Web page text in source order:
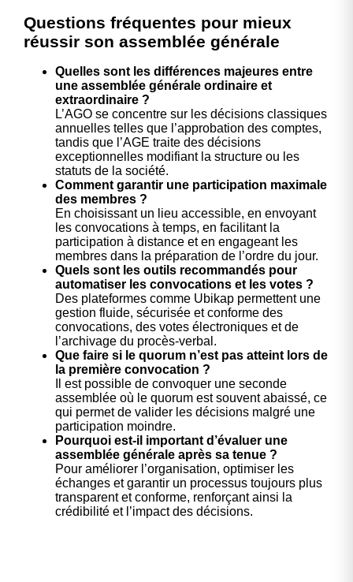
Questions fréquentes pour mieux
réussir son assemblée générale
Quelles sont les différences majeures entre
une assemblée générale ordinaire et
extraordinaire ?
L’AGO se concentre sur les décisions classiques
annuelles telles que l’approbation des comptes,
tandis que l’AGE traite des décisions
exceptionnelles modifiant la structure ou les
statuts de la société.
Comment garantir une participation maximale
des membres ?
En choisissant un lieu accessible, en envoyant
les convocations à temps, en facilitant la
participation à distance et en engageant les
membres dans la préparation de l’ordre du jour.
Quels sont les outils recommandés pour
automatiser les convocations et les votes ?
Des plateformes comme Ubikap permettent une
gestion fluide, sécurisée et conforme des
convocations, des votes électroniques et de
l’archivage du procès-verbal.
Que faire si le quorum n’est pas atteint lors de
la première convocation ?
Il est possible de convoquer une seconde
assemblée où le quorum est souvent abaissé, ce
qui permet de valider les décisions malgré une
participation moindre.
Pourquoi est-il important d’évaluer une
assemblée générale après sa tenue ?
Pour améliorer l’organisation, optimiser les
échanges et garantir un processus toujours plus
transparent et conforme, renforçant ainsi la
crédibilité et l’impact des décisions.